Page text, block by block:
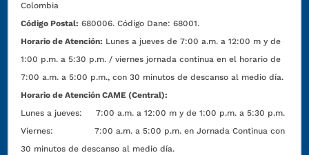
Colombia
Código Postal: 680006. Código Dane: 68001.
Horario de Atención: Lunes a jueves de 7:00 a.m. a 12:00 m y de
1:00 p.m. a 5:30 p.m. / viernes jornada continua en el horario de
7:00 a.m. a 5:00 p.m., con 30 minutos de descanso al medio día.
Horario de Atención CAME (Central):
Lunes a jueves: 7:00 a.m. a 12:00 m y de 1:00 p.m. a 5:30 p.m.
Viernes: 7:00 a.m. a 5:00 p.m. en Jornada Continua con
30 minutos de descanso al medio día.